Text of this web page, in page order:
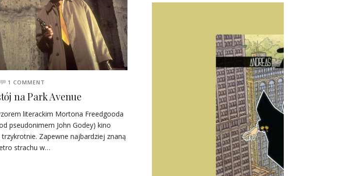
1 COMMENT
na Park Avenue
literackim Mortona Freedgooda
pseudonimem John Godey) kino
trzykrotnie. Zapewne najbardziej znaną
strachu w…